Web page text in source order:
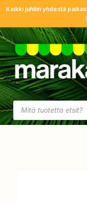
Kaikki juhliin yhdestä